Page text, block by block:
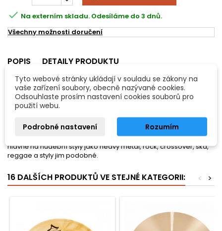
 Na externím skladu. Odesíláme do 3 dnů.
Všechny možnosti doručení
POPIS DETAILY PRODUKTU
Činel PAISTE Rude thin crash
- rozměry: 43cm/17"
- CuSn8 bronz (známý také jako „2002 bronz“)
Činely řady Rude jsou určené převážně pro aktivní bubeníky,
kteří si potrpí na kvalitu. Zvukově by se daly tyto činely popsat
jako syrové, tvrdé, ale však také čisté, křišťálové. Hodí se tedy
hlavně na hudební styly jako heavy metal, rock, crossover, ska,
reggae a styly jim podobné.
16 DALŠÍCH PRODUKTŮ VE STEJNÉ KATEGORII: >
<
Tyto webové stránky ukládají v souladu se zákony na
vaše zařízení soubory, obecně nazývané cookies.
Odsouhlaste prosím nastavení cookies souborů pro
použití webu.
Podrobné nastavení Rozumím